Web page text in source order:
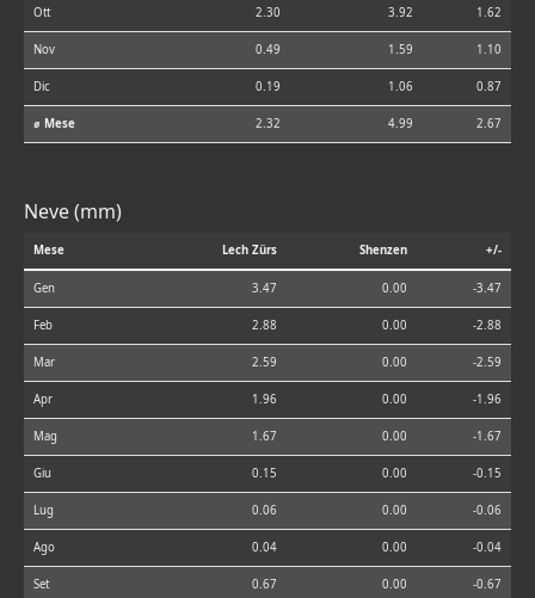
Ott 2.30 3.92 1.62
Nov 0.49 1.59 1.10
Dic 0.19 1.06 0.87
⌀ Mese 2.32 4.99 2.67
Neve (mm)
Mese Lech Zürs Shenzen +/-
Gen 3.47 0.00 -3.47
Feb 2.88 0.00 -2.88
Mar 2.59 0.00 -2.59
Apr 1.96 0.00 -1.96
Mag 1.67 0.00 -1.67
Giu 0.15 0.00 -0.15
Lug 0.06 0.00 -0.06
Ago 0.04 0.00 -0.04
Set 0.67 0.00 -0.67